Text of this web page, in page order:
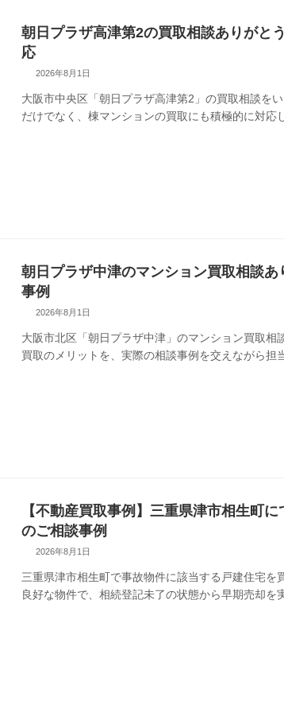
朝日プラザ高津第2の買取相談ありがと
応
2026年8月1日
大阪市中央区「朝日プラザ高津第2」の買取相談を
だけでなく、棟マンションの買取にも積極的に対応
朝日プラザ中津のマンション買取相談
事例
2026年8月1日
大阪市北区「朝日プラザ中津」のマンション買取
買取のメリットを、実際の相談事例を交えながら担
【不動産買取事例】三重県津市相生町
のご相談事例
2026年8月1日
三重県津市相生町で事故物件に該当する戸建住宅
良好な物件で、相続登記未了の状態から早期売却を